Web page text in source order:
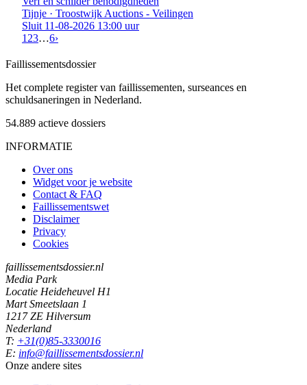
Tijnje · Troostwijk Auctions - Veilingen
Sluit 11-08-2026 13:00 uur
1 23…6›
Faillissementsdossier
Het complete register van faillissementen, surseances en
schuldsaneringen in Nederland.
54.889 actieve dossiers
INFORMATIE
Over ons
Widget voor je website
Contact & FAQ
Faillissementswet
Disclaimer
Privacy
Cookies
faillissementsdossier.nl
Media Park
Locatie Heideheuvel H1
Mart Smeetslaan 1
1217 ZE Hilversum
Nederland
T: +31(0)85-3330016
E: info@faillissementsdossier.nl
Onze andere sites